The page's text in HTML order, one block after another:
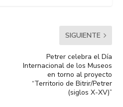
SIGUIENTE
Petrer celebra el Día
Internacional de los Museos
en torno al proyecto
“Territorio de Bitrir/Petrer
(siglos X-XV)”